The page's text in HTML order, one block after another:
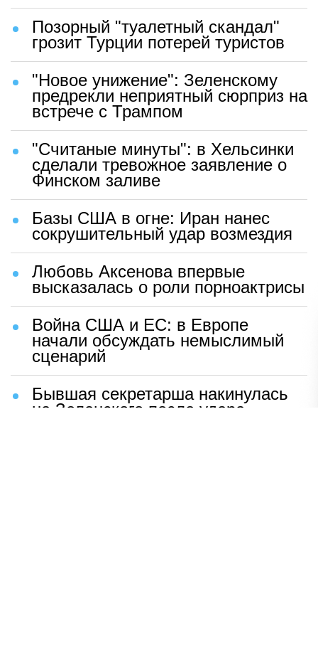
Позорный "туалетный скандал"
грозит Турции потерей туристов
"Новое унижение": Зеленскому
предрекли неприятный сюрприз на
встрече с Трампом
"Считаные минуты": в Хельсинки
сделали тревожное заявление о
Финском заливе
Базы США в огне: Иран нанес
сокрушительный удар возмездия
Любовь Аксенова впервые
высказалась о роли порноактрисы
Война США и ЕС: в Европе
начали обсуждать немыслимый
сценарий
Бывшая секретарша накинулась
на Зеленского после удара